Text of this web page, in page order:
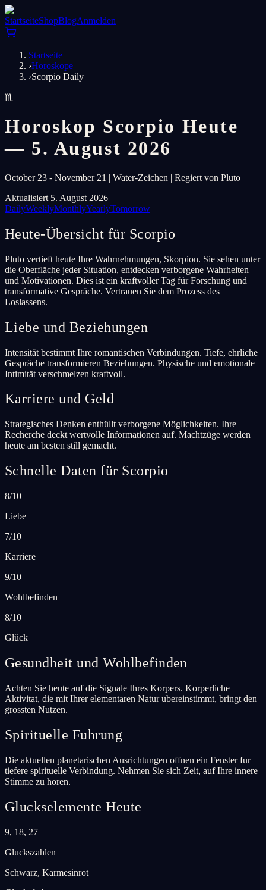
StartseiteShopBlogAnmelden
Startseite
›Horoskope
›Scorpio Daily
♏
Horoskop Scorpio Heute
— 5. August 2026
October 23 - November 21 | Water-Zeichen | Regiert von Pluto
Aktualisiert 5. August 2026
DailyWeeklyMonthlyYearlyTomorrow
Heute-Übersicht für Scorpio
Pluto vertieft heute Ihre Wahrnehmungen, Skorpion. Sie sehen unter
die Oberfläche jeder Situation, entdecken verborgene Wahrheiten
und Motivationen. Dies ist ein kraftvoller Tag für Forschung und
transformative Gespräche. Vertrauen Sie dem Prozess des
Loslassens.
Liebe und Beziehungen
Intensität bestimmt Ihre romantischen Verbindungen. Tiefe, ehrliche
Gespräche transformieren Beziehungen. Physische und emotionale
Intimität verschmelzen kraftvoll.
Karriere und Geld
Strategisches Denken enthüllt verborgene Möglichkeiten. Ihre
Recherche deckt wertvolle Informationen auf. Machtzüge werden
heute am besten still gemacht.
Schnelle Daten für Scorpio
8/10
Liebe
7/10
Karriere
9/10
Wohlbefinden
8/10
Glück
Gesundheit und Wohlbefinden
Achten Sie heute auf die Signale Ihres Korpers. Korperliche
Aktivitat, die mit Ihrer elementaren Natur ubereinstimmt, bringt den
grossten Nutzen.
Spirituelle Fuhrung
Die aktuellen planetarischen Ausrichtungen offnen ein Fenster fur
tiefere spirituelle Verbindung. Nehmen Sie sich Zeit, auf Ihre innere
Stimme zu horen.
Gluckselemente Heute
9, 18, 27
Gluckszahlen
Schwarz, Karmesinrot